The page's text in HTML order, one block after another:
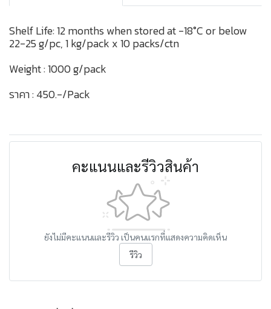
Shelf Life: 12 months when stored at -18°C or below
22-25 g/pc, 1 kg/pack x 10 packs/ctn
Weight : 1000 g/pack
ราคา : 450.-/Pack
คะแนนและรีวิวสินค้า
ยังไม่มีคะแนนและรีวิว เป็นคนแรกที่แสดงความคิดเห็น
รีวิว